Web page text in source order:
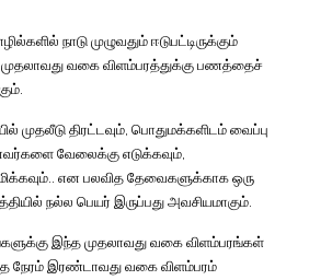
நாடு முழுவதும் ஈடுபட்டிருக்கும்
முதலாவது வகை விளம்பரத்துக்கு பணத்தைச்
முதலீடு திரட்டவும் பொதுமக்களிடம் வைப்பு
வேலைக்கு எடுக்கவும்
என பலவித தேவைகளுக்காக ஒரு
நல்ல பெயர் இருப்பது அவசியமாகும்
இந்த முதலாவது வகை விளம்பரங்கள்
நேரம் இரண்டாவது வகை விளம்பரம்